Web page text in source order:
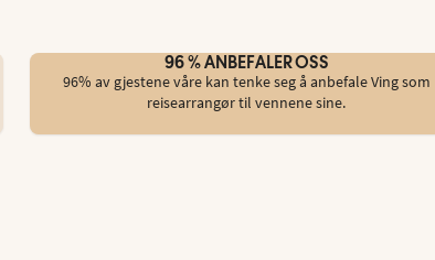
96 % ANBEFALER OSS
96% av gjestene våre kan tenke seg å anbefale Ving som
reisearrangør til vennene sine.